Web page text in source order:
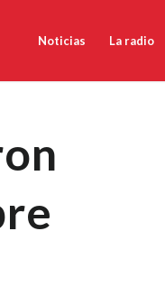
Noticias La radio